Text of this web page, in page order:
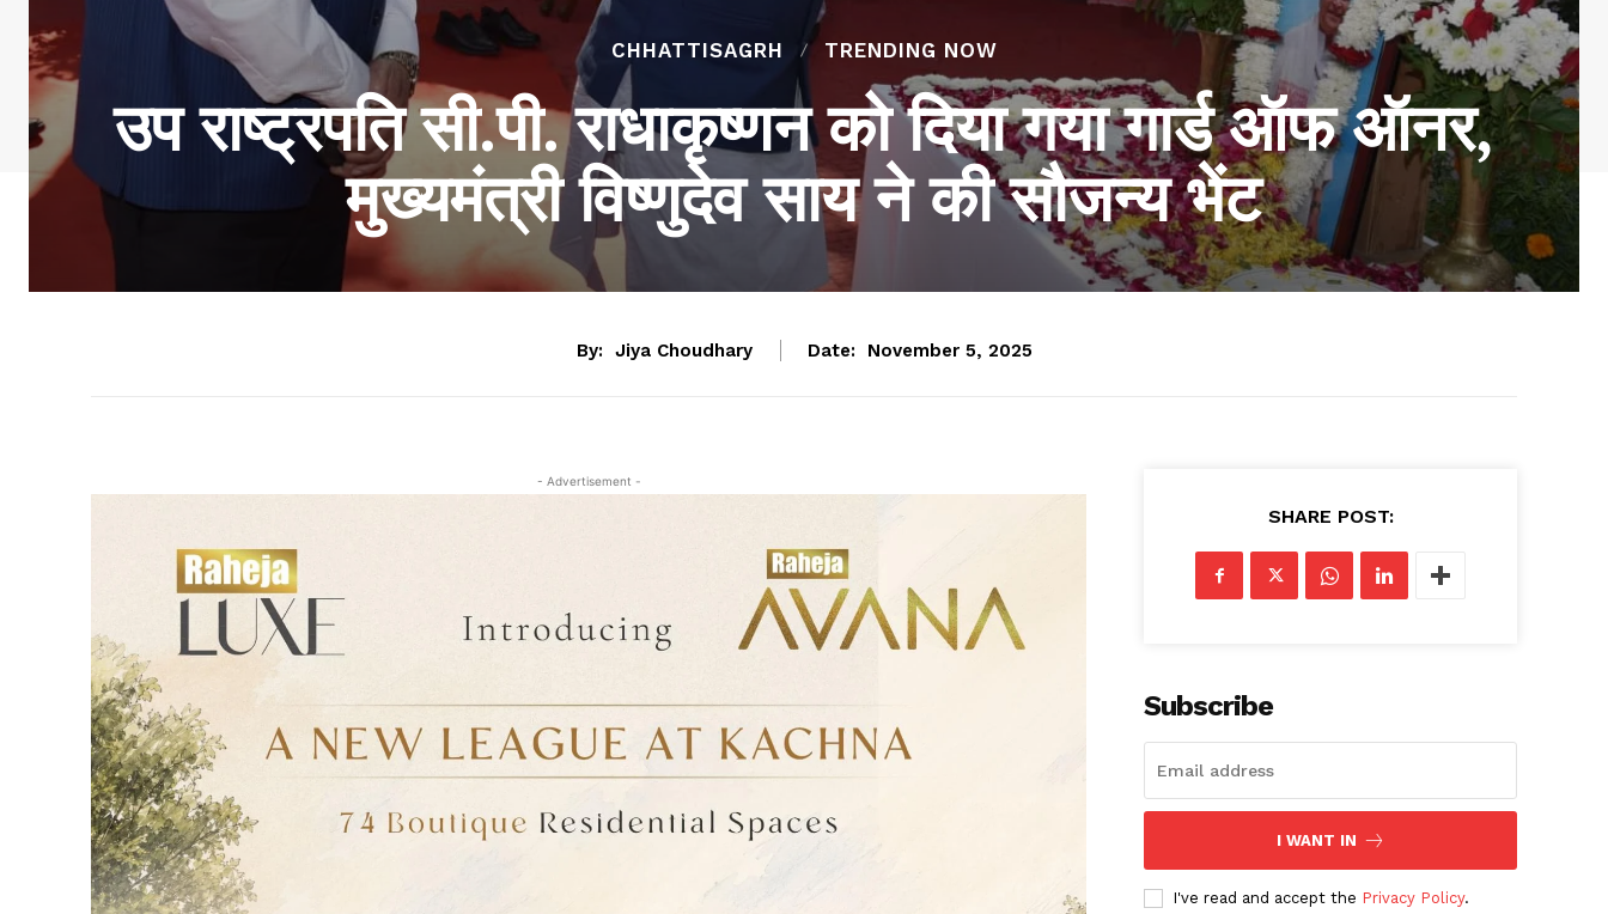
CHHATTISAGRH TRENDING NOW
उप राष्ट्रपति सी.पी. राधाकृष्णन को दिया गया गार्ड ऑफ ऑनर,
मुख्यमंत्री विष्णुदेव साय ने की सौजन्य भेंट
By: Jiya Choudhary Date: November 5, 2025
- Advertisement -
SHARE POST:
Subscribe
I WANT IN
I've read and accept the Privacy Policy.